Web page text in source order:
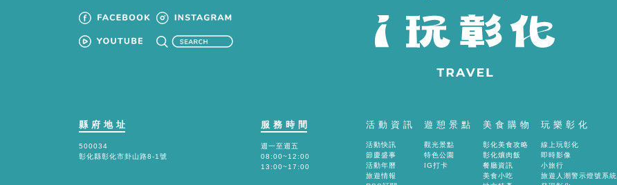
縣府地址
500034
彰化縣彰化市卦山路8-1號
服務時間
週一至週五
08:00~12:00
13:00~17:00
活動資訊
活動快訊
節慶盛事
活動年曆
旅遊情報
遊憩景點
觀光景點
特色公園
IG打卡
美食購物
彰化美食攻略
彰化爌肉飯
餐廳資訊
美食小吃
玩樂彰化
線上玩彰化
即時影像
小旅行
旅遊人潮警示燈號系統